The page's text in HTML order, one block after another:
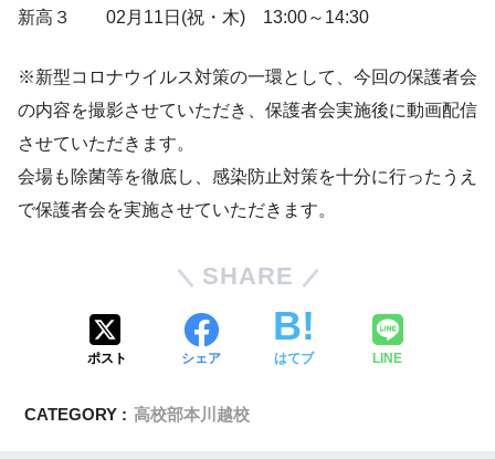
新高３ 02月11日(祝・木) 13:00～14:30
※新型コロナウイルス対策の一環として、今回の保護者会
の内容を撮影させていただき、保護者会実施後に動画配信
させていただきます。
会場も除菌等を徹底し、感染防止対策を十分に行ったうえ
で保護者会を実施させていただきます。
SHARE
ポスト シェア はてブ LINE
CATEGORY : 高校部本川越校